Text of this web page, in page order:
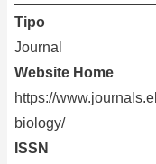
la
navegación
Tipo
Journal
Website Home
https://
biology/
ISSN